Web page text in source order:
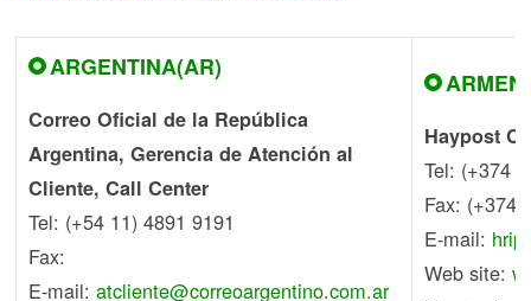
ARGENTINA(AR)
Correo Oficial de la República
Argentina, Gerencia de Atención al
Cliente, Call Center
Tel: (+54 11) 4891 9191
Fax:
E-mail:atcliente@correoargentino.com.ar
Haypost
Tel: (+374
Fax: (+374
E-mail:
Web site: